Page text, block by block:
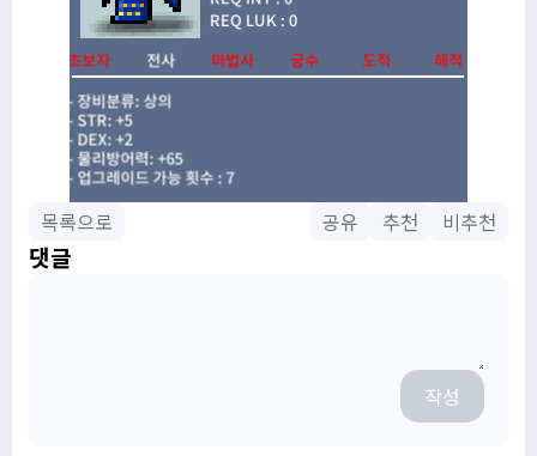
목록으로 공유 추천 비추천
댓글
작성